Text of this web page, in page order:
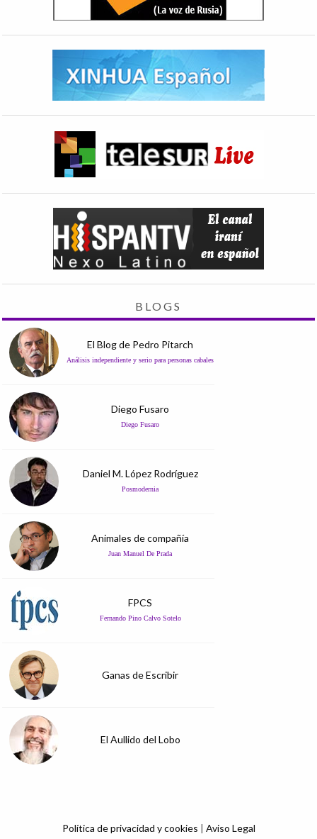
BLOGS
El Blog de Pedro Pitarch
Análisis independiente y serio para personas cabales
Diego Fusaro
Diego Fusaro
Daniel M. López Rodríguez
Posmodernia
Animales de compañía
Juan Manuel De Prada
FPCS
Fernando Pino Calvo Sotelo
Ganas de Escribir
El Aullido del Lobo
Política de privacidad y cookies | Aviso Legal